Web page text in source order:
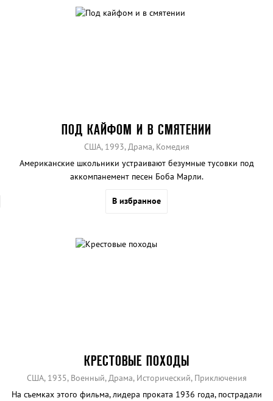
ПОД КАЙФОМ И В СМЯТЕНИИ
США, 1993, Драма, Комедия
Американские школьники устраивают безумные тусовки под
аккомпанемент песен Боба Марли.
В избранное
КРЕСТОВЫЕ ПОХОДЫ
США, 1935, Военный, Драма, Исторический, Приключения
На съемках этого фильма, лидера проката 1936 года, пострадали